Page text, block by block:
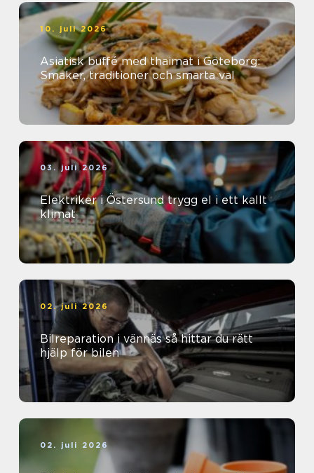
10. juli 2026
Asiatisk buffé med thaimat i Göteborg:
Smaker, traditioner och smarta val
03. juli 2026
Elektriker i Östersund trygg el i ett kallt
klimat
02. juli 2026
Bilreparation i vännäs så hittar du rätt
hjälp för bilen
02. juli 2026